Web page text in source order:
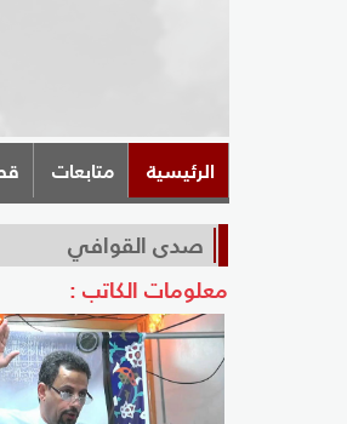
الرئيسية متابعات
صدى القوافي
معلومات الكاتب :